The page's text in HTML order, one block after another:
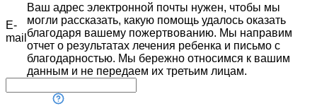
E-
mail
Ваш адрес электронной почты нужен, чтобы мы
могли рассказать, какую помощь удалось оказать
благодаря вашему пожертвованию. Мы направим
отчет о результатах лечения ребенка и письмо с
благодарностью. Мы бережно относимся к вашим
данным и не передаем их третьим лицам.